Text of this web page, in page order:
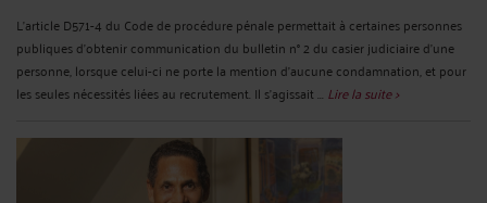
L’article D571-4 du Code de procédure pénale permettait à certaines personnes
publiques d’obtenir communication du bulletin n° 2 du casier judiciaire d'une
personne, lorsque celui-ci ne porte la mention d'aucune condamnation, et pour
les seules nécessités liées au recrutement. Il s’agissait ... Lire la suite >